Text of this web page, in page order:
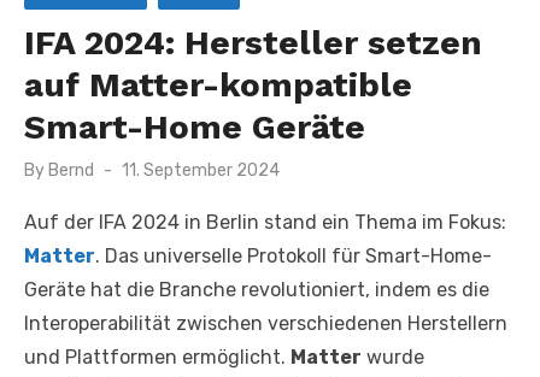
IFA 2024: Hersteller setzen
auf Matter-kompatible
Smart-Home Geräte
By Bernd
Posted
11. September 2024
Auf der IFA 2024 in Berlin stand ein Thema im Fokus:
Matter. Das universelle Protokoll für Smart-Home-
Geräte hat die Branche revolutioniert, indem es die
Interoperabilität zwischen verschiedenen Herstellern
und Plattformen ermöglicht. Matter wurde